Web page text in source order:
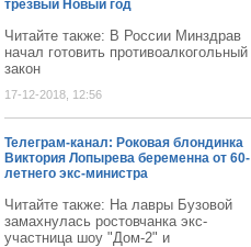
трезвый Новый год
Читайте также: В России Минздрав
начал готовить противоалкогольный
закон
17-12-2018, 12:56
Телеграм-канал: Роковая блондинка
Виктория Лопырева беременна от 60-
летнего экс-министра
Читайте также: На лавры Бузовой
замахнулась ростовчанка экс-
участница шоу "Дом-2" и